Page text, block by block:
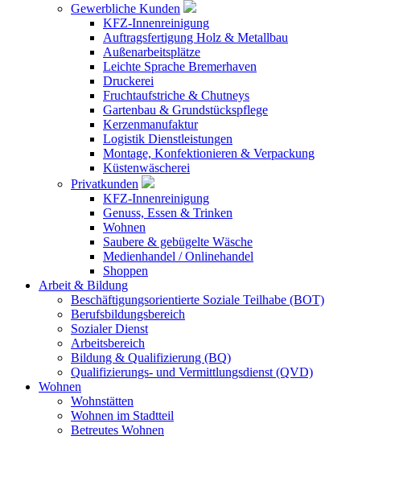
Gewerbliche Kunden
KFZ-Innenreinigung
Auftragsfertigung Holz & Metallbau
Außenarbeitsplätze
Leichte Sprache Bremerhaven
Druckerei
Fruchtaufstriche & Chutneys
Gartenbau & Grundstückspflege
Kerzenmanufaktur
Logistik Dienstleistungen
Montage, Konfektionieren & Verpackung
Küstenwäscherei
Privatkunden
KFZ-Innenreinigung
Genuss, Essen & Trinken
Wohnen
Saubere & gebügelte Wäsche
Medienhandel / Onlinehandel
Shoppen
Arbeit & Bildung
Beschäftigungsorientierte Soziale Teilhabe (BOT)
Berufsbildungsbereich
Sozialer Dienst
Arbeitsbereich
Bildung & Qualifizierung (BQ)
Qualifizierungs- und Vermittlungsdienst (QVD)
Wohnen
Wohnstätten
Wohnen im Stadtteil
Betreutes Wohnen